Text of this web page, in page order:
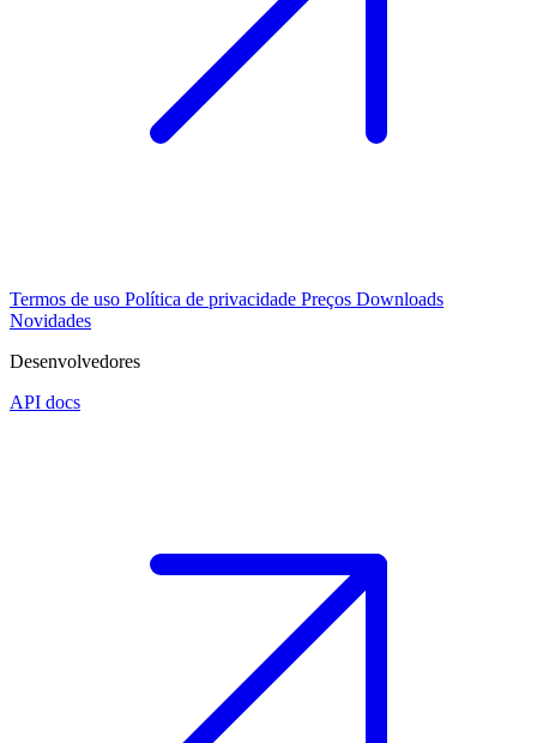
Termos de uso Política de privacidade Preços Downloads
Novidades
Desenvolvedores
API docs